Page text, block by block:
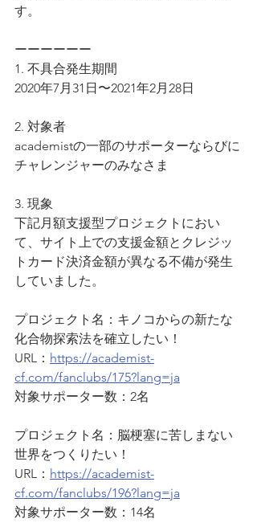
す。
ーーーーーー
1. 不具合発生期間
2020年7月31日〜2021年2月28日
2. 対象者
academistの一部のサポーターならびに
チャレンジャーのみなさま
3. 現象
下記月額支援型プロジェクトにおい
て、サイト上での支援金額とクレジッ
トカード決済金額が異なる不備が発生
していました。
プロジェクト名：キノコからの新たな
化合物探索法を確立したい！
URL： https://academist-
cf.com/fanclubs/175?lang=ja
対象サポーター数：2名
プロジェクト名：脳梗塞に苦しまない
世界をつくりたい！
URL： https://academist-
cf.com/fanclubs/196?lang=ja
対象サポーター数：14名